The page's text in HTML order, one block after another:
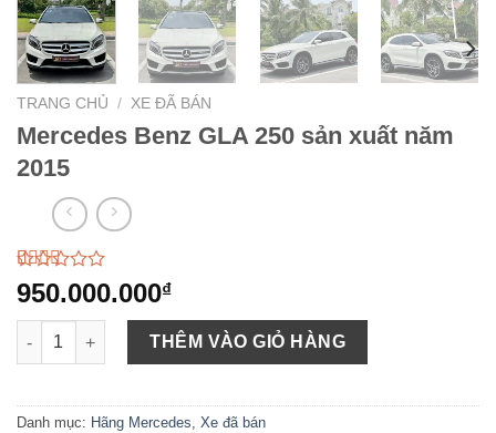
TRANG CHỦ / XE ĐÃ BÁN
Mercedes Benz GLA 250 sản xuất năm
2015
2.52
trên 5
dựa
23
950.000.000₫
Mercedes Benz GLA 250 sản xuất năm 2015 số lượng
THÊM VÀO GIỎ HÀNG
Danh mục: Hãng Mercedes, Xe đã bán